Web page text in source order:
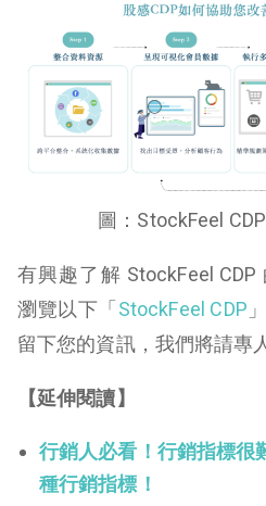
圖：StockFeel
有興趣了解 StockFeel
瀏覽以下「 StockFeel CDP
留下您的資訊，我們將請專
【延伸閱讀】
行銷人必看！行銷指標很
種行銷指標！